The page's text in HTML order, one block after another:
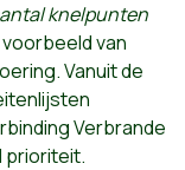
knelpunten
van
Vanuit de
Verbrande
prioriteit.